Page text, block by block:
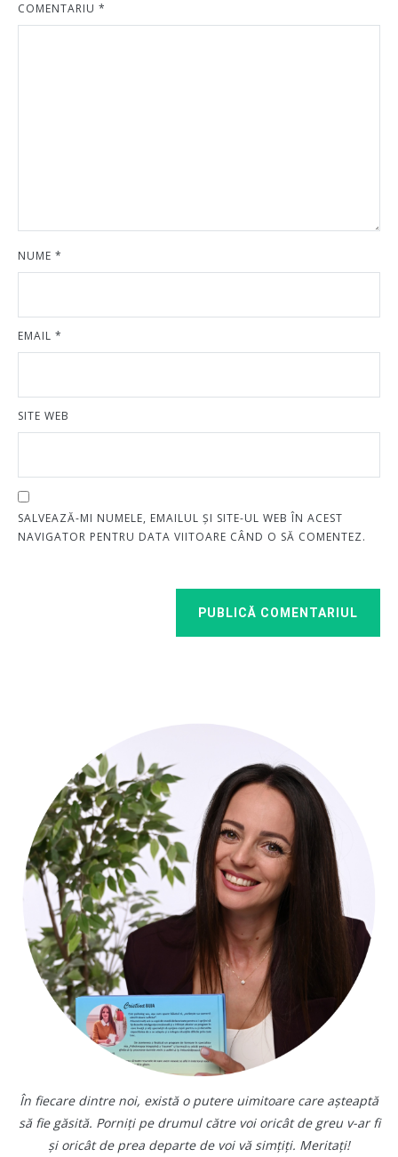
COMENTARIU *
NUME *
EMAIL *
SITE WEB
SALVEAZĂ-MI NUMELE, EMAILUL ȘI SITE-UL WEB ÎN ACEST
NAVIGATOR PENTRU DATA VIITOARE CÂND O SĂ COMENTEZ.
PUBLICĂ COMENTARIUL
În fiecare dintre noi, există o putere uimitoare care așteaptă
să fie găsită. Porniți pe drumul către voi oricât de greu v-ar fi
și oricât de prea departe de voi vă simțiți. Meritați!